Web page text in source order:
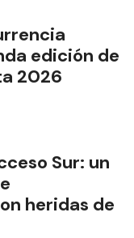
edición de
2026
Sur: un
heridas de